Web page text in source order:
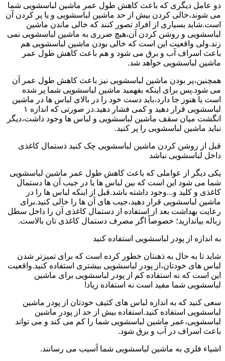
دو عامل دیگری که باعث کاهش طول عمر ماشین لباسشویی شما
می شوند،خالی کردن بیش از حد ماشین لباسشویی و یا پر کردن آن
است.شاید بسیاری از افراد تصور کنند که خالی ماندن ماشین
لباسشویی و روشن کردن آن،هیچ ضرری به ماشین لباسشویی نمی
زند.ولی واقعیت این است که خالی بودن ماشین لباسشویی هم
باعث اسراف آب و برق می شود و هم باعث کاهش طول عمر
ماشین لباسشویی خواهد شد.
همچنین،پر بودن ماشین لباسشویی نیز باعث کاهش طول عمر آن
می شود.پس برای اینکه بفهمید ماشین لباسشویی شما پر شده
است یا هنوز جا دارد،باید دست خود را در بالای لباس ها در ماشین
لباسشویی قرار دهید و کمی فشار دهید.در صورتی که اندازه ۱
انگشت میان سقف ماشین لباسشویی و لباس ها وجود داشت،دیگر
نباید ماشین لباسشویی را پر کنید.
قبل از روشن کردن ماشین لباسشویی چک کنید ذستمال کاغذی
داخل لباسشویی نباشد
یکی دیگر از عواملی که باعث کاهش طول عمر ماشین لباسشویی
شما می شود این است که بین لباس ها یا در جیب آن ها دستمال
کاغذی و کلید و...وجود داشته باشد.قبل از اینکه لباس ها را در
ماشین لباسشویی قرار دهید،جیب های آن ها را خالی کنید.برای
رعایت بهداشت بعد از استفاده از دستمال کاغذی آن را داخل سطل
زباله بیاندازید؛ خصوصاً اگر مصرف دستمال کاغذی تان بالاست.
به اندازه از پودر لباسشویی استفاده کنید
شاید تا به حال به ذهنتان خطور کرده است که برای تمیزتر شدن
لباس های خودتان،از پودر لباسشویی بیشتری استفاده کنید.واقعیت
این است که نه استفاده کم از پودر لباسشویی برای ماشین
لباسشویی شما مفید است نه استفاده زیاد!
سعی کنید که به اندازه لباس های کثیف خودتان از پودر ماشین
لباسشویی استفاده کنید.استفاده بیش از حد از پودر ماشین
لباسشویی،عمر ماشین لباسشویی شما را کم می کند و می تواند
باعث اسراف در آب و برق شود.
اشیاء فلزی به ماشین لباسشویی شما آسیب می رسانند.